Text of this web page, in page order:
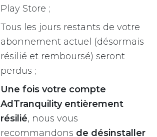
Play Store ;
Tous les jours restants de votre
abonnement actuel (désormais
résilié et remboursé) seront
perdus ;
Une fois votre compte
AdTranquility entièrement
résilié, nous vous
recommandons de désinstaller